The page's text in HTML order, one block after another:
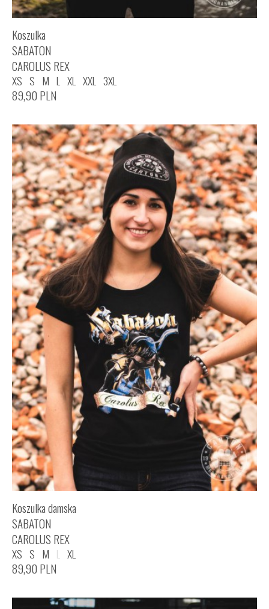
Koszulka
SABATON
CAROLUS REX
XS S M L XL XXL 3XL
89,90 PLN
Koszulka damska
SABATON
CAROLUS REX
XS S M L XL
89,90 PLN